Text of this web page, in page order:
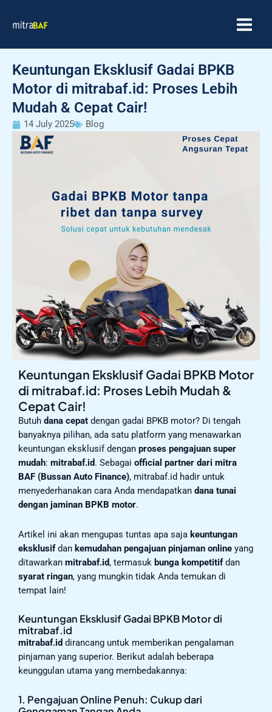
Keuntungan Eksklusif Gadai BPKB
Motor di mitrabaf.id: Proses Lebih
Mudah & Cepat Cair!
14 July 2025 Blog
Keuntungan Eksklusif Gadai BPKB Motor
di mitrabaf.id: Proses Lebih Mudah &
Cepat Cair!
Butuh dana cepat dengan gadai BPKB motor? Di tengah
banyaknya pilihan, ada satu platform yang menawarkan
keuntungan eksklusif dengan proses pengajuan super
mudah: mitrabaf.id. Sebagai official partner dari mitra
BAF (Bussan Auto Finance), mitrabaf.id hadir untuk
menyederhanakan cara Anda mendapatkan dana tunai
dengan jaminan BPKB motor.
Artikel ini akan mengupas tuntas apa saja keuntungan
eksklusifdan kemudahan pengajuan pinjaman online yang
ditawarkan mitrabaf.id, termasuk bunga kompetitifdan
syarat ringan, yang mungkin tidak Anda temukan di
tempat lain!
Keuntungan Eksklusif Gadai BPKB Motor di
mitrabaf.id
mitrabaf.id dirancang untuk memberikan pengalaman
pinjaman yang superior. Berikut adalah beberapa
keunggulan utama yang membedakannya:
1. Pengajuan Online Penuh: Cukup dari